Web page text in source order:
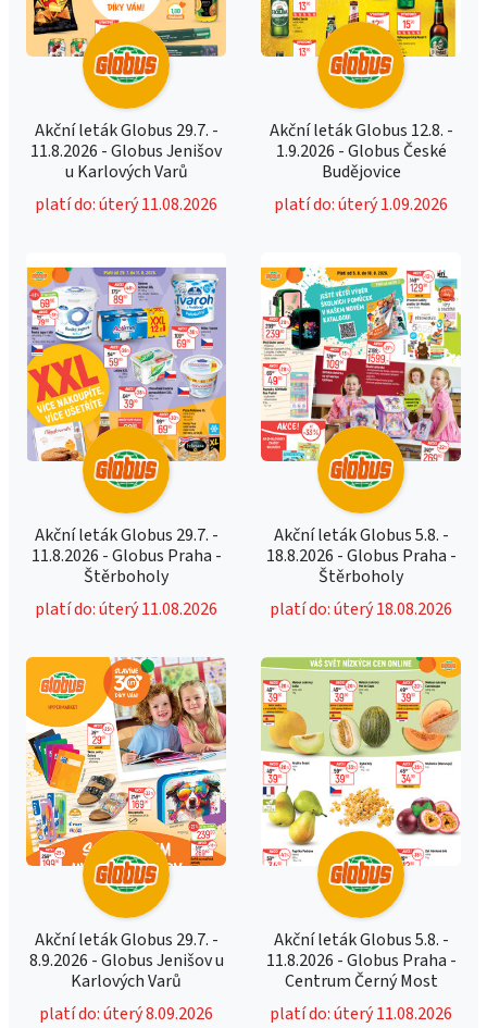
Akční leták Globus 29.7. -
11.8.2026 - Globus Jenišov
u Karlových Varů
platí do: úterý 11.08.2026
Akční leták Globus 12.8. -
1.9.2026 - Globus České
Budějovice
platí do: úterý 1.09.2026
Akční leták Globus 29.7. -
11.8.2026 - Globus Praha -
Štěrboholy
platí do: úterý 11.08.2026
Akční leták Globus 5.8. -
18.8.2026 - Globus Praha -
Štěrboholy
platí do: úterý 18.08.2026
Akční leták Globus 29.7. -
8.9.2026 - Globus Jenišov u
Karlových Varů
platí do: úterý 8.09.2026
Akční leták Globus 5.8. -
11.8.2026 - Globus Praha -
Centrum Černý Most
platí do: úterý 11.08.2026